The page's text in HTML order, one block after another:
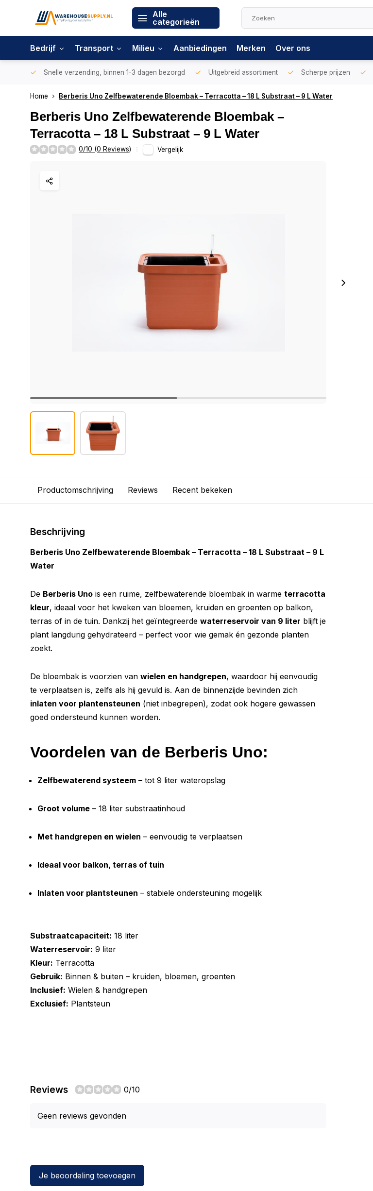
Alle
categorieën
Bedrijf Transport Milieu Aanbiedingen Merken Over ons
Snelle verzending, binnen 1-3 dagen bezorgd Uitgebreid assortiment Scherpe prijzen
Home Berberis Uno Zelfbewaterende Bloembak – Terracotta – 18 L Substraat – 9 L Water
Berberis Uno Zelfbewaterende Bloembak –
Terracotta – 18 L Substraat – 9 L Water
0/10 (0 Reviews) Vergelijk
Productomschrijving Reviews Recent bekeken
Beschrijving
Berberis Uno Zelfbewaterende Bloembak – Terracotta – 18 L Substraat – 9 L
Water
De Berberis Uno is een ruime, zelfbewaterende bloembak in warme terracotta
kleur, ideaal voor het kweken van bloemen, kruiden en groenten op balkon,
terras of in de tuin. Dankzij het geïntegreerde waterreservoir van 9 liter blijft je
plant langdurig gehydrateerd – perfect voor wie gemak én gezonde planten
zoekt.
De bloembak is voorzien van wielen en handgrepen, waardoor hij eenvoudig
te verplaatsen is, zelfs als hij gevuld is. Aan de binnenzijde bevinden zich
inlaten voor plantensteunen (niet inbegrepen), zodat ook hogere gewassen
goed ondersteund kunnen worden.
Voordelen van de Berberis Uno:
Zelfbewaterend systeem – tot 9 liter wateropslag
Groot volume – 18 liter substraatinhoud
Met handgrepen en wielen – eenvoudig te verplaatsen
Ideaal voor balkon, terras of tuin
Inlaten voor plantsteunen – stabiele ondersteuning mogelijk
Substraatcapaciteit: 18 liter
Waterreservoir: 9 liter
Kleur: Terracotta
Gebruik: Binnen & buiten – kruiden, bloemen, groenten
Inclusief: Wielen & handgrepen
Exclusief: Plantsteun
Reviews 0/10
Geen reviews gevonden
Je beoordeling toevoegen